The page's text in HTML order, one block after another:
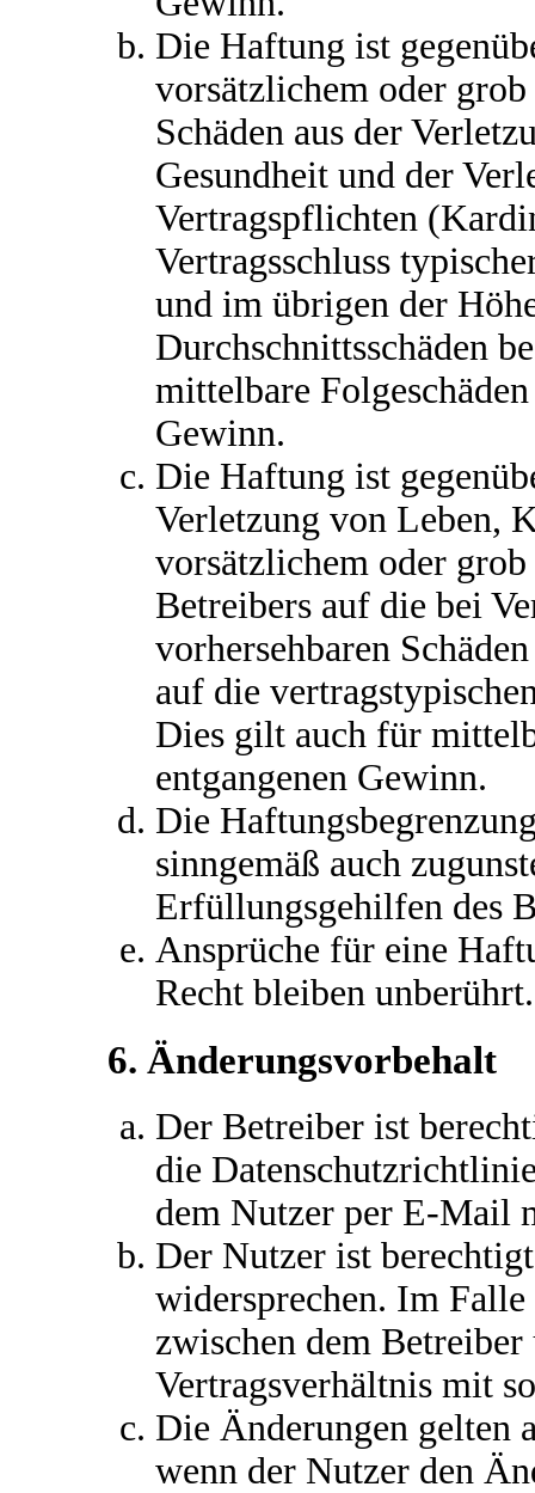
Die Haftung ist
vorsätzlichem oder
Schäden aus der
Gesundheit und der
Vertragspflichten
Vertragsschluss
und im übrigen der
Durchschnittsschäden
mittelbare
Gewinn.
Die Haftung ist
Verletzung von Leben,
vorsätzlichem oder
Betreibers auf die bei
vorhersehbaren
auf die
Dies gilt auch für
entgangenen Gewinn.
Die
sinngemäß auch
Erfüllungsgehilfen des
Ansprüche für eine
Recht bleiben unberührt.
6. Änderungsvorbehalt
Der Betreiber ist
die
dem Nutzer per E-Mail
Der Nutzer ist
widersprechen. Im
zwischen dem Betreiber
Vertragsverhältnis mit
Die Änderungen gelten
wenn der Nutzer den